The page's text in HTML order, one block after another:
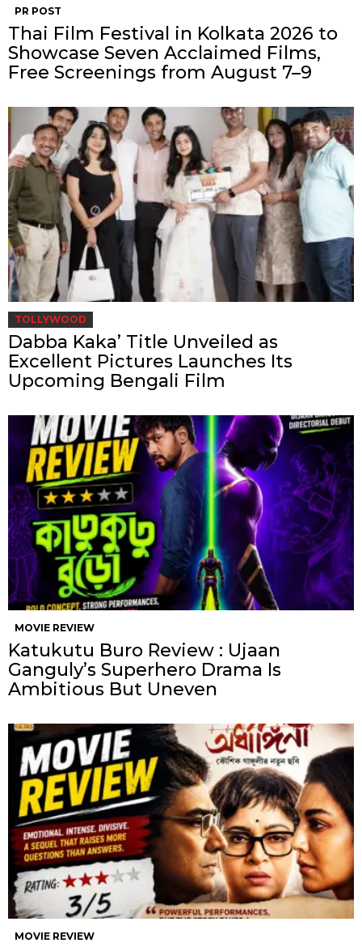
PR POST
Thai Film Festival in Kolkata 2026 to
Showcase Seven Acclaimed Films,
Free Screenings from August 7–9
TOLLYWOOD
Dabba Kaka’ Title Unveiled as
Excellent Pictures Launches Its
Upcoming Bengali Film
MOVIE REVIEW
Katukutu Buro Review : Ujaan
Ganguly’s Superhero Drama Is
Ambitious But Uneven
MOVIE REVIEW